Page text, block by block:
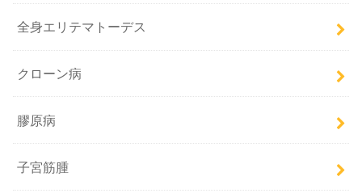
全身エリテマトーデス
クローン病
膠原病
子宮筋腫